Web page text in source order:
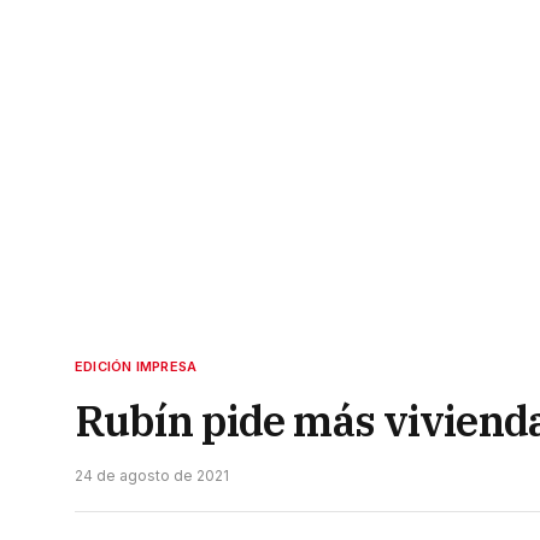
EDICIÓN IMPRESA
Rubín pide más
24 de agosto de 2021